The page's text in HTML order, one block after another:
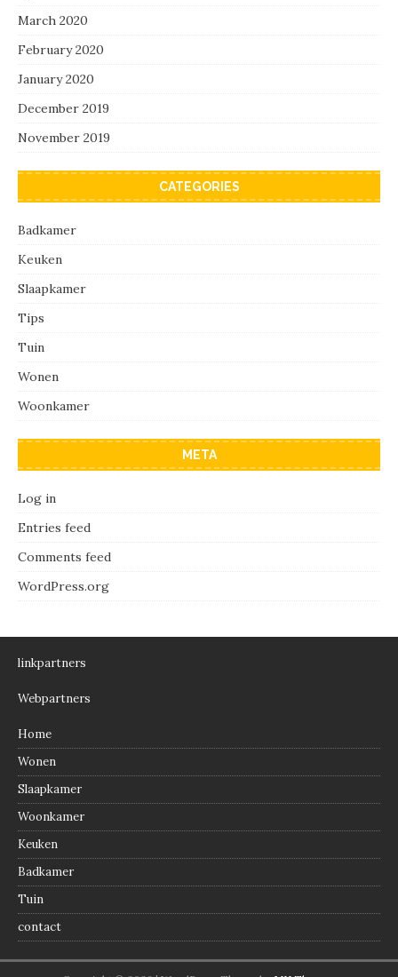
March 2020
February 2020
January 2020
December 2019
November 2019
CATEGORIES
Badkamer
Keuken
Slaapkamer
Tips
Tuin
Wonen
Woonkamer
META
Log in
Entries feed
Comments feed
WordPress.org
linkpartners
Webpartners
Home
Wonen
Slaapkamer
Woonkamer
Keuken
Badkamer
Tuin
contact